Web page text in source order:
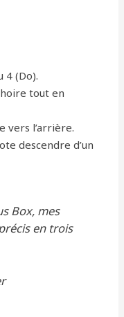
4 (Do).
tout en
vers l’arrière.
descendre d’un
Box, mes
en trois